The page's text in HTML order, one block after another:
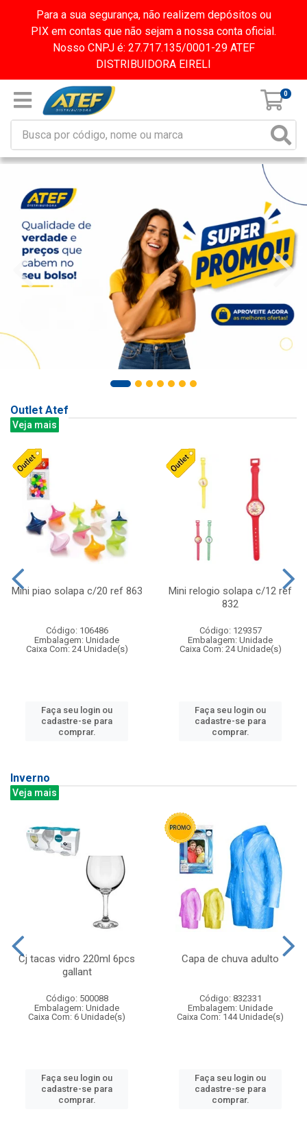
Para a sua segurança, não realizem depósitos ou
PIX em contas que não sejam a nossa conta oficial.
Nosso CNPJ é: 27.717.135/0001-29 ATEF
DISTRIBUIDORA EIRELI
0
Outlet Atef
Veja mais
Mini piao solapa c/20 ref 863
Código: 106486
Embalagem: Unidade
Caixa Com: 24 Unidade(s)
Faça seu login ou
cadastre-se para
comprar.
Mini relogio solapa c/12 ref
832
Código: 129357
Embalagem: Unidade
Caixa Com: 24 Unidade(s)
Faça seu login ou
cadastre-se para
comprar.
Inverno
Veja mais
Cj tacas vidro 220ml 6pcs
gallant
Código: 500088
Embalagem: Unidade
Caixa Com: 6 Unidade(s)
Faça seu login ou
cadastre-se para
comprar.
Capa de chuva adulto
Código: 832331
Embalagem: Unidade
Caixa Com: 144 Unidade(s)
Faça seu login ou
cadastre-se para
comprar.